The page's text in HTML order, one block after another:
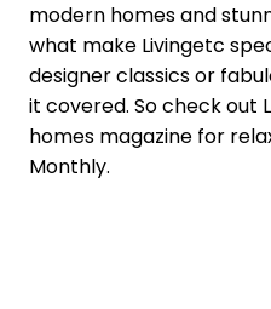
modern homes and
what make Livingetc
designer classics or
it covered. So check out
homes magazine for
Monthly.